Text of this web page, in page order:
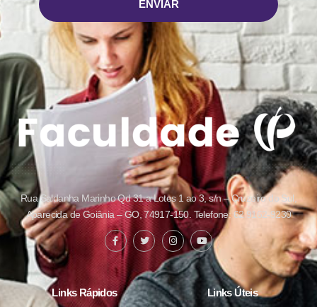
ENVIAR
Rua Saldanha Marinho Qd 31 a Lotes 1 ao 3, s/n – Cruzeiro do Sul,
Aparecida de Goiânia – GO, 74917-150. Telefone: 62 9162-9230
Links Rápidos Links Úteis